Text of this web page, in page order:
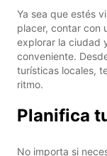
Ya sea que estés
placer, contar con
explorar la ciudad
conveniente.
turísticas locales,
ritmo.
Planifica
No importa si